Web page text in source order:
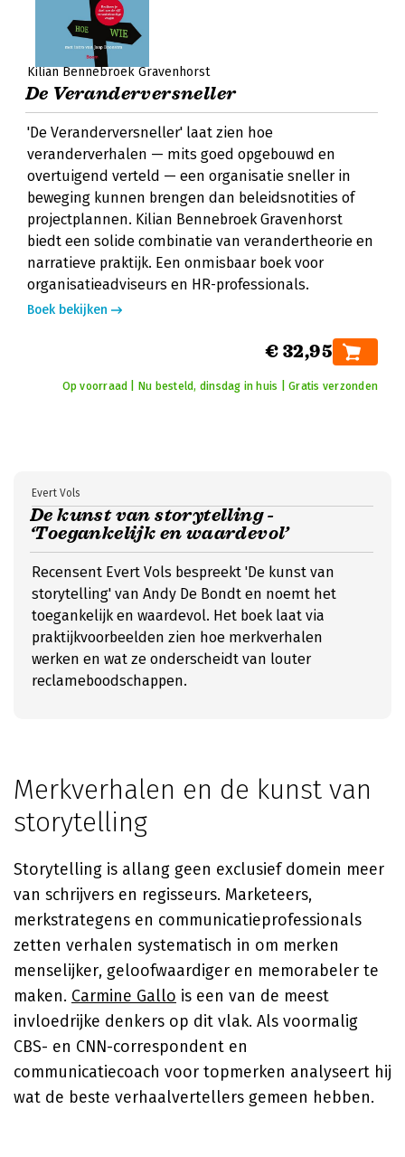
Kilian Bennebroek Gravenhorst
De Veranderversneller
'De Veranderversneller' laat zien hoe
veranderverhalen — mits goed opgebouwd en
overtuigend verteld — een organisatie sneller in
beweging kunnen brengen dan beleidsnotities of
projectplannen. Kilian Bennebroek Gravenhorst
biedt een solide combinatie van verandertheorie en
narratieve praktijk. Een onmisbaar boek voor
organisatieadviseurs en HR-professionals.
Boek bekijken
€ 32,95
Op voorraad | Nu besteld, dinsdag in huis | Gratis verzonden
De kunst van storytelling -
‘Toegankelijk en waardevol’
Evert Vols
Recensent Evert Vols bespreekt 'De kunst van
storytelling' van Andy De Bondt en noemt het
toegankelijk en waardevol. Het boek laat via
praktijkvoorbeelden zien hoe merkverhalen
werken en wat ze onderscheidt van louter
reclameboodschappen.
Merkverhalen en de kunst van
storytelling
Storytelling is allang geen exclusief domein meer
van schrijvers en regisseurs. Marketeers,
merkstrategens en communicatieprofessionals
zetten verhalen systematisch in om merken
menselijker, geloofwaardiger en memorabeler te
maken. Carmine Gallo is een van de meest
invloedrijke denkers op dit vlak. Als voormalig
CBS- en CNN-correspondent en
communicatiecoach voor topmerken analyseert hij
wat de beste verhaalvertellers gemeen hebben.